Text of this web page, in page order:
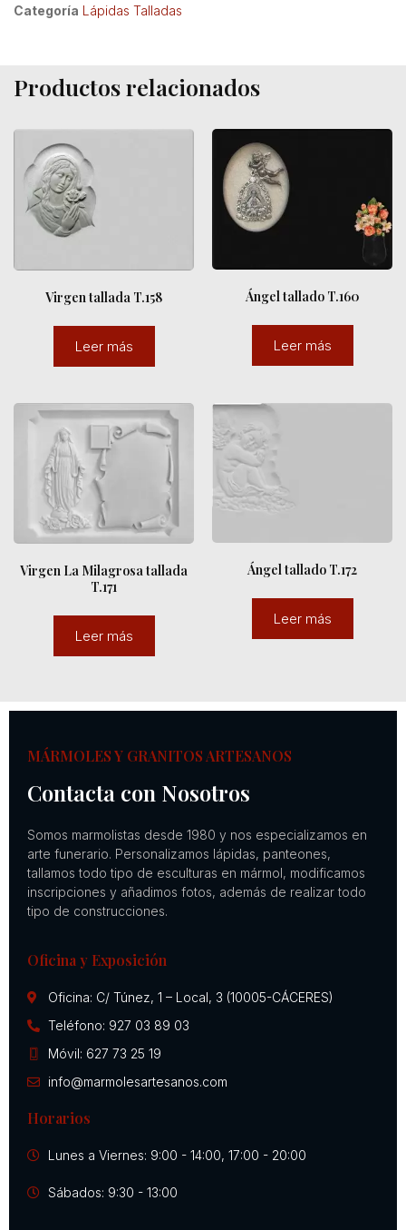
Categoría Lápidas Talladas
Productos relacionados
Virgen tallada T.158
Leer más
Ángel tallado T.160
Leer más
Virgen La Milagrosa tallada
T.171
Leer más
Ángel tallado T.172
Leer más
MÁRMOLES Y GRANITOS ARTESANOS
Contacta con Nosotros
Somos marmolistas desde 1980 y nos especializamos en
arte funerario. Personalizamos lápidas, panteones,
tallamos todo tipo de esculturas en mármol, modificamos
inscripciones y añadimos fotos, además de realizar todo
tipo de construcciones.
Oficina y Exposición
Oficina: C/ Túnez, 1 – Local, 3 (10005-CÁCERES)
Teléfono: 927 03 89 03
Móvil: 627 73 25 19
info@marmolesartesanos.com
Horarios
Lunes a Viernes: 9:00 - 14:00, 17:00 - 20:00
Sábados: 9:30 - 13:00